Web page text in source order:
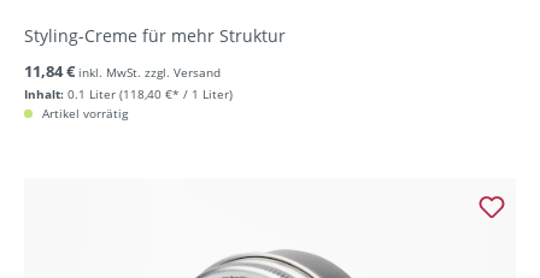
Styling-Creme für mehr Struktur
Inhalt: 0.1 Liter (118,40 €* / 1 Liter)
11,84 € inkl. MwSt. zzgl. Versand
Artikel vorrätig